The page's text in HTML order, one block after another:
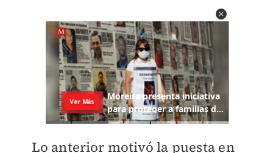
Lo anterior motivó la puesta en